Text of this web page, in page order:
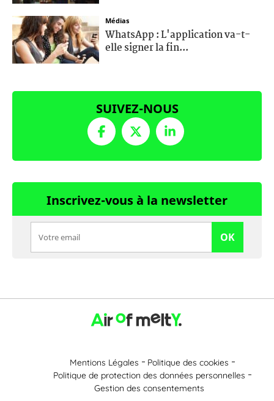
Médias
WhatsApp : L'application va-t-
elle signer la fin...
SUIVEZ-NOUS
Inscrivez-vous à la newsletter
OK
Mentions Légales
Politique des cookies
Politique de protection des données personnelles
Gestion des consentements